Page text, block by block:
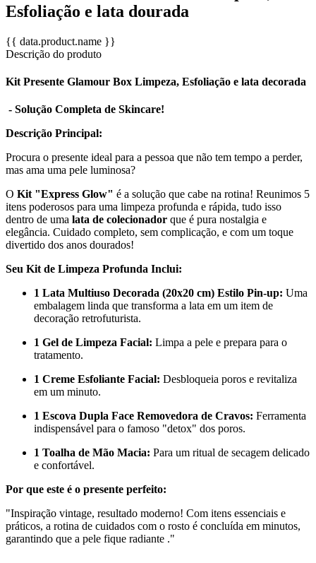
Esfoliação e lata dourada
{{ data.product.name }}
Descrição do produto
Kit Presente Glamour Box Limpeza, Esfoliação e lata decorada
- Solução Completa de Skincare!
Descrição Principal:
Procura o presente ideal para a pessoa que não tem tempo a perder,
mas ama uma pele luminosa?
O Kit "Express Glow" é a solução que cabe na rotina! Reunimos 5
itens poderosos para uma limpeza profunda e rápida, tudo isso
dentro de uma lata de colecionador que é pura nostalgia e
elegância. Cuidado completo, sem complicação, e com um toque
divertido dos anos dourados!
Seu Kit de Limpeza Profunda Inclui:
1 Lata Multiuso Decorada (20x20 cm) Estilo Pin-up: Uma
embalagem linda que transforma a lata em um item de
decoração retrofuturista.
1 Gel de Limpeza Facial: Limpa a pele e prepara para o
tratamento.
1 Creme Esfoliante Facial: Desbloqueia poros e revitaliza
em um minuto.
1 Escova Dupla Face Removedora de Cravos: Ferramenta
indispensável para o famoso "detox" dos poros.
1 Toalha de Mão Macia: Para um ritual de secagem delicado
e confortável.
Por que este é o presente perfeito:
"Inspiração vintage, resultado moderno! Com itens essenciais e
práticos, a rotina de cuidados com o rosto é concluída em minutos,
garantindo que a pele fique radiante ."